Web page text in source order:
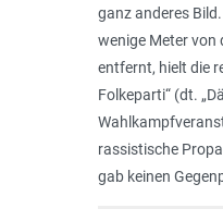
ganz anderes
wenige Meter von
entfernt, hielt die
Folkeparti“ (dt.
rassistische
gab keinen